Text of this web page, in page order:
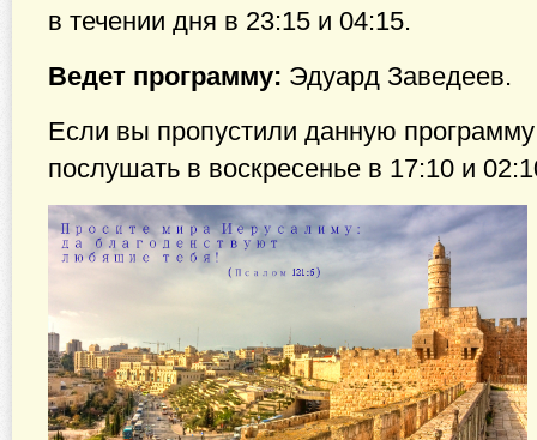
в течении дня в 23:15 и 04:15.
Ведет программу: Эдуард Заведеев.
Если вы пропустили данную
послушать в воскресенье в 17:10 и